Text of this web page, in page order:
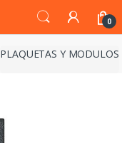
0
PLAQUETAS Y MODULOS